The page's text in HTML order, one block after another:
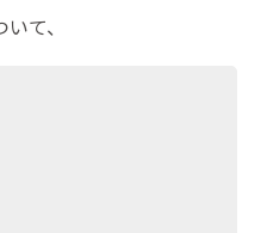
て、